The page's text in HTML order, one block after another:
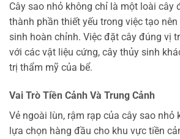
Cây sao nhỏ không chỉ là một loài cây
thành phần thiết yếu trong việc tạo
sinh hoàn chỉnh. Việc đặt cây đúng vị
với các vật liệu cứng, cây thủy sinh
trị thẩm mỹ của bể.
Vai Trò Tiền Cảnh Và Trung Cảnh
Vẻ ngoài lùn, rậm rạp của cây sao nhỏ
lựa chọn hàng đầu cho khu vực tiền